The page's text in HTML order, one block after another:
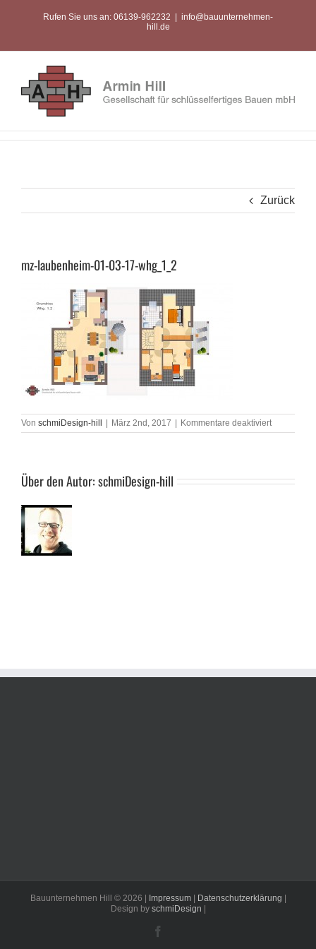
Rufen Sie uns an: 06139-962232
info@bauunternehmen-
hill.de
Zurück
mz-laubenheim-01-03-17-whg_1_2
Von schmiDesign-hill | März 2nd, 2017 | Kommentare deaktiviertfür
mz-
whg_1_2
Über den Autor:schmiDesign-hill
Bauunternehmen Hill © 2026 | Impressum| Datenschutzerklärung |
Design by schmiDesign |